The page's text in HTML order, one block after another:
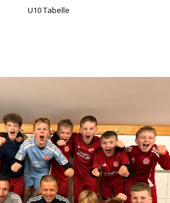
U10 Tabelle